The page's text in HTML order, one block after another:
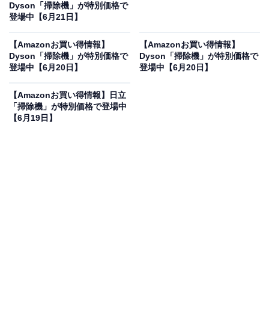
※本記事で紹介している商品の購入やサービスの利用により、売上の一部が
Dysonの「水拭き掃除機」が限定価格に！ 50％オ
フで登場
Dyson「掃除機」が特別価格で
登場中【6月21日】
【Amazonお買い得情報】
Dyson「掃除機」が特別価格で
登場中【6月20日】
【Amazonお買い得情報】
Dyson「掃除機」が特別価格で
登場中【6月20日】
【Amazonお買い得情報】日立
「掃除機」が特別価格で登場中
【6月19日】